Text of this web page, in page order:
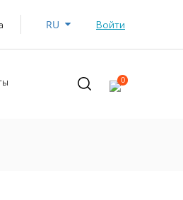
Войти
0